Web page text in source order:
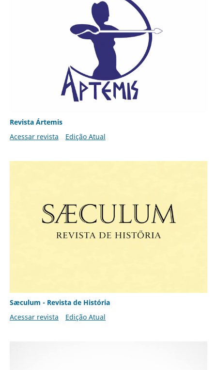
Revista Ártemis
Acessar revista
Edição Atual
Sæculum - Revista de História
Acessar revista
Edição Atual